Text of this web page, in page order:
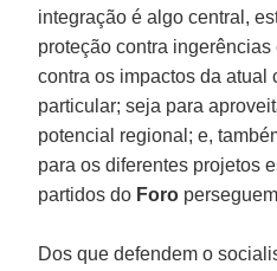
integração é algo central,
proteção contra
contra os impactos da atual
particular; seja para
potencial regional; e,
para os diferentes projetos
partidos do Foro
Dos que defendem o